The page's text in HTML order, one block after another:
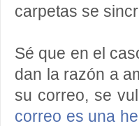
carpetas se
Sé que en el
dan la razón a
su correo, se
correo es una